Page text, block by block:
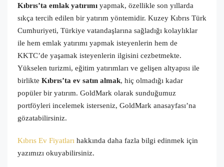
Kıbrıs’ta emlak yatırımı yapmak, özellikle son yıllarda
sıkça tercih edilen bir yatırım yöntemidir. Kuzey Kıbrıs Türk
Cumhuriyeti, Türkiye vatandaşlarına sağladığı kolaylıklar
ile hem emlak yatırımı yapmak isteyenlerin hem de
KKTC’de yaşamak isteyenlerin ilgisini cezbetmekte.
Yükselen turizmi, eğitim yatırımları ve gelişen altyapısı ile
birlikte Kıbrıs’ta ev satın almak, hiç olmadığı kadar
popüler bir yatırım. GoldMark olarak sunduğumuz
portföyleri incelemek isterseniz, GoldMark anasayfası’na
gözatabilirsiniz.
Kıbrıs Ev Fiyatları hakkında daha fazla bilgi edinmek için
yazımızı okuyabilirsiniz.